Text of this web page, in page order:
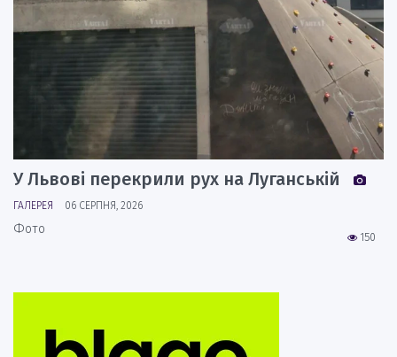
У Львові перекрили рух на Луганській
ГАЛЕРЕЯ 06 СЕРПНЯ, 2026
150
Фото